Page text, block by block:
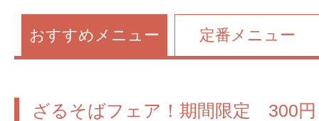
おすすめメニュー 定番メニュー
ざるそばフェア！期間限定 300円